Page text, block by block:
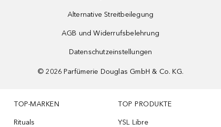
Alternative Streitbeilegung
AGB und Widerrufsbelehrung
Datenschutzeinstellungen
© 2026 Parfümerie Douglas GmbH & Co. KG.
TOP-MARKEN
Rituals
TOP PRODUKTE
YSL Libre